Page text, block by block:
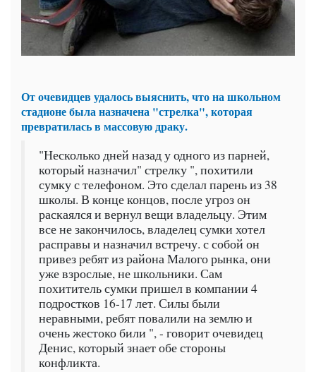
От очевидцев удалось выяснить, что на школьном
стадионе была назначена "стрелка", которая
превратилась в массовую драку.
"Несколько дней назад у одного из парней,
который назначил" стрелку ", похитили
сумку с телефоном. Это сделал парень из 38
школы. В конце концов, после угроз он
раскаялся и вернул вещи владельцу. Этим
все не закончилось, владелец сумки хотел
расправы и назначил встречу. с собой он
привез ребят из района Малого рынка, они
уже взрослые, не школьники. Сам
похититель сумки пришел в компании 4
подростков 16-17 лет. Силы были
неравными, ребят повалили на землю и
очень жестоко били ", - говорит очевидец
Денис, который знает обе стороны
конфликта.